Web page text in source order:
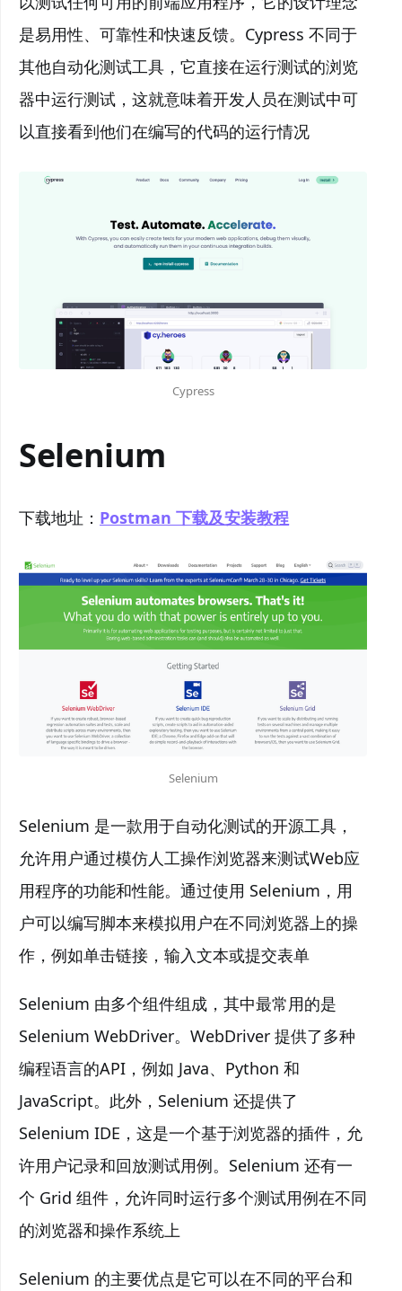
是易用性、可靠性和快速反馈。Cypress 不同于
其他自动化测试工具，它直接在运行测试的浏览
器中运行测试，这就意味着开发人员在测试中可
以直接看到他们在编写的代码的运行情况
Cypress
Selenium
下载地址： Postman 下载及安装教程
Selenium
Selenium 是一款用于自动化测试的开源工具，
允许用户通过模仿人工操作浏览器来测试Web应
用程序的功能和性能。通过使用 Selenium，用
户可以编写脚本来模拟用户在不同浏览器上的操
作，例如单击链接，输入文本或提交表单
Selenium 由多个组件组成，其中最常用的是
Selenium WebDriver。WebDriver 提供了多种
编程语言的API，例如 Java、Python 和
JavaScript。此外，Selenium 还提供了
Selenium IDE，这是一个基于浏览器的插件，允
许用户记录和回放测试用例。Selenium 还有一
个 Grid 组件，允许同时运行多个测试用例在不同
的浏览器和操作系统上
Selenium 的主要优点是它可以在不同的平台和